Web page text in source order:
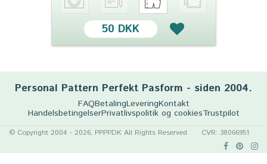
50 DKK
Personal Pattern Perfekt Pasform - siden 2004.
FAQBetalingLeveringKontakt
HandelsbetingelserPrivatlivspolitik og cookiesTrustpilot
© Copyright 2004 - 2026, PPPP.DK All Rights Reserved CVR: 38066951